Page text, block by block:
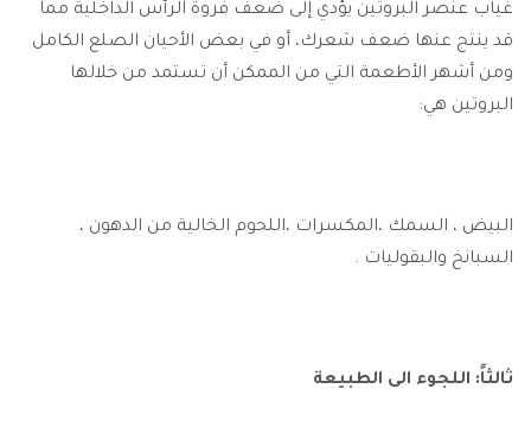
غياب عنصر البروتين يؤدي إلى ضعف فروة الرأس الداخلية مما
قد ينتج عنها ضعف شعرك، أو في بعض الأحيان الصلع الكامل
ومن أشهر الأطعمة التي من الممكن أن تستمد من خلالها
البروتين هي:
البيض ، السمك ،المكسرات ،اللحوم الخالية من الدهون ،
السبانخ والبقوليات .
ثالثاً: اللجوء الى الطبيعة